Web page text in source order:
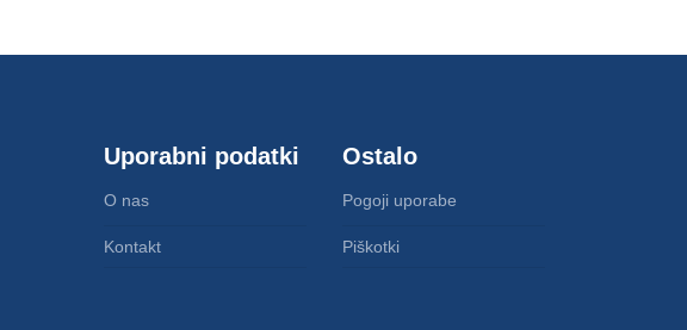
Uporabni podatki
O nas
Kontakt
Ostalo
Pogoji uporabe
Piškotki